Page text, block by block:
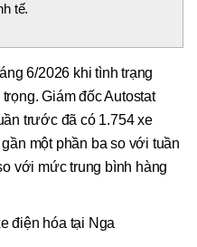
tế.
6/2026 khi tình trạng
Giám đốc Autostat
trước đã có 1.754 xe
một phần ba so với tuần
với mức trung bình hàng
điện hóa tại Nga